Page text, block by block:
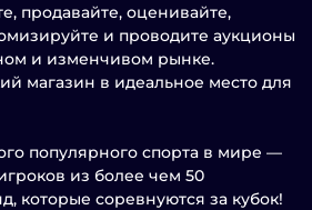
продавайте, оценивайте,
и проводите аукционы
и изменчивом рынке.
магазин в идеальное место для
популярного спорта в мире —
из более чем 50
которые соревнуются за кубок!